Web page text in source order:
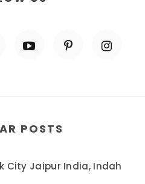
POSTS
City Jaipur India, Indah